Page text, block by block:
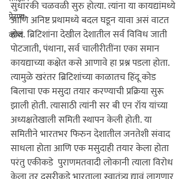
प्रेरणा
व्यंग्य
सुधारकी चळवळी सुरु होत्या. त्यांना या कायद्यांमध्ये
आणि अनिष्ट प्रथामध्ये बदल घडून यावा असं वाटत
होतं. ब्रिटिशांना देखील देशातील सर्व विविध जाती
पोटजाती, पंथाना, सर्व चालीरीतींना एका समान
कायद्याच्या कक्षेत कसे आणावे हा प्रश्न पडला होता.
त्यामुळे खरंतर ब्रिटिशांच्या काळातच हिंदू कोड
बिलाचा एक मसुदा तयार करण्याची प्रक्रिया सुरू
झाली होती. त्यासाठी त्यांनी सर बी एन रॉय यांच्या
अध्यक्षतेखाली समिती स्थापन केली होती. या
समितीने भारतभर फिरुन देशातील जनतेशी संवाद
साधला होता आणि एक मसुदाही तयार केला होता
परंतु एकीकडे  पुराणमतवादी लोकानी त्याला विरोध